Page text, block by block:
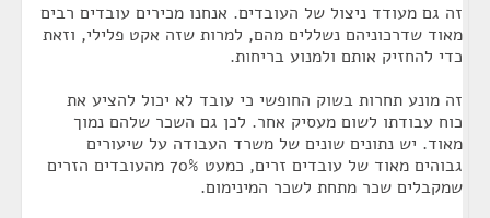
זה גם מעודד ניצול של העובדים. אנחנו מכירים עובדים רבים
מאוד שדרכוניהם נשללים מהם, למרות שזה אקט פלילי, וזאת
כדי להחזיק אותם ולמנוע בריחות.
זה מונע תחרות בשוק החופשי כי עובד לא יכול להציע את
כוח עבודתו לשום מעסיק אחר. לכן גם השכר שלהם נמוך
מאוד. יש נתונים שונים של משרד העבודה על שיעורים
גבוהים מאוד של עובדים זרים, כמעט 70% מהעובדים הזרים
שמקבלים שכר מתחת לשכר המינימום.